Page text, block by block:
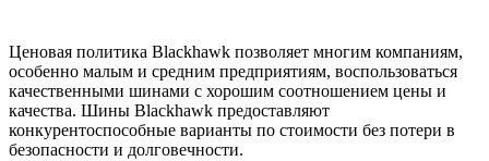
Ценовая политика Blackhawk позволяет многим компаниям,
особенно малым и средним предприятиям, воспользоваться
качественными шинами с хорошим соотношением цены и
качества. Шины Blackhawk предоставляют
конкурентоспособные варианты по стоимости без потери в
безопасности и долговечности.